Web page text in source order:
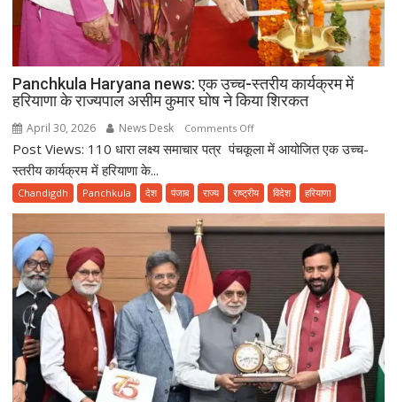
Panchkula Haryana news: एक उच्च-स्तरीय कार्यक्रम में
हरियाणा के राज्यपाल असीम कुमार घोष ने किया शिरकत
April 30, 2026 News Desk Comments Offon
Panchkula
news:
एक
उच्च-
हरियाणा
के
राज्यपाल
असीम
कुमार
Post Views: 110 धारा लक्ष्य समाचार पत्र पंचकूला में आयोजित एक उच्च-
स्तरीय कार्यक्रम में हरियाणा के...
Chandigdh Panchkula देश पंजाब राज्य राष्ट्रीय विदेश हरियाणा